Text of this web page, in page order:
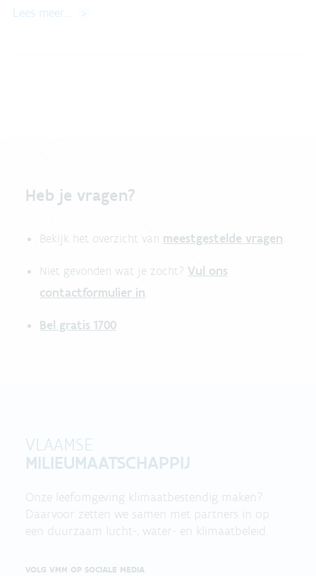
Lees meer…
Heb je vragen?
Bekijk het overzicht van meestgestelde vragen
Niet gevonden wat je zocht? Vul ons
contactformulier in
Bel gratis 1700
VLAAMSE
MILIEUMAATSCHAPPIJ
Onze leefomgeving klimaatbestendig maken?
Daarvoor zetten we samen met partners in op
een duurzaam lucht-, water- en klimaatbeleid.
VOLG VMM OP SOCIALE MEDIA